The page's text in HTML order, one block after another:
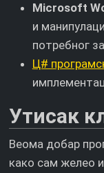
Microsoft
и
потребног
Ц#
Утисак
Веома добар
како сам желео